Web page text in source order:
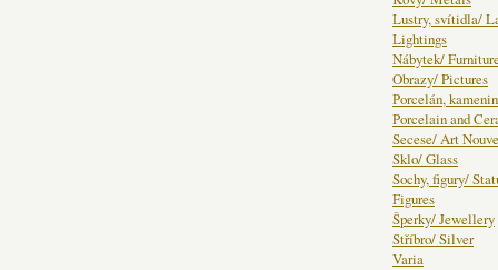
Lustry, svítidla/
Lightings
Nábytek/
Obrazy/ Pictures
Porcelán,
Porcelain and
Secese/ Art
Sklo/ Glass
Sochy, figury/
Figures
Šperky/ Jewellery
Stříbro/ Silver
Varia